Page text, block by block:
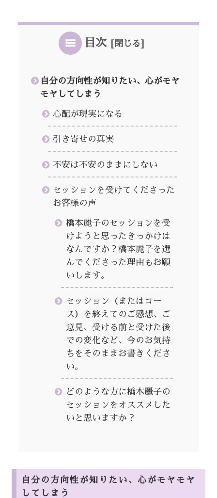
目次
自分の方向性が知りたい、心がモヤ
モヤしてしまう
心配が現実になる
引き寄せの真実
不安は不安のままにしない
セッションを受けてくださった
お客様の声
橋本麗子のセッションを受
けようと思ったきっかけは
なんですか？橋本麗子を選
んでくださった理由もお願
いします。
セッション（またはコー
ス）を終えてのご感想、ご
意見、受ける前と受けた後
での変化など、今のお気持
ちをそのままお書きくださ
い。
どのような方に橋本麗子の
セッションをオススメした
いと思いますか？
自分の方向性が知りたい、心がモヤモヤ
してしまう